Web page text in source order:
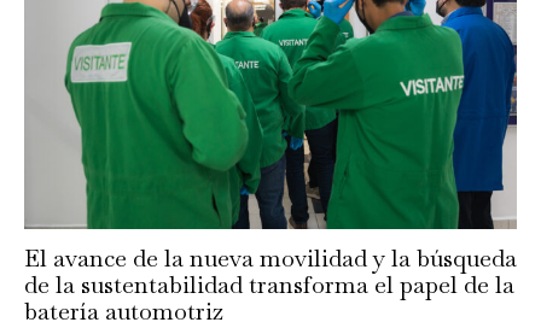
El avance de la nueva movilidad y la búsqueda
de la sustentabilidad transforma el papel de la
batería automotriz